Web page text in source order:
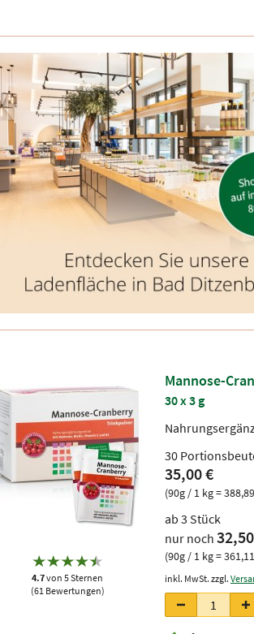
4.7von 5 Sternen
(61 Bewertungen)
Mannose-
30 x 3 g
30
35,00 €
(90g / 1 kg =
ab 3 Stück
nur noch
(90g / 1 kg =
inkl. MwSt. zzgl.